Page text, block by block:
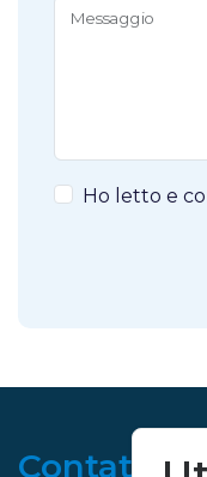
Messaggio
Ho letto e
Contatti